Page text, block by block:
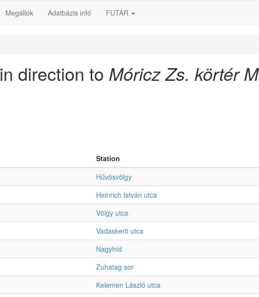
Megállók Adatbázis infó FUTÁR
in direction to Móricz Zs. körtér M
Station
Hűvösvölgy
Heinrich István utca
Völgy utca
Vadaskerti utca
Nagyhíd
Zuhatag sor
Kelemen László utca